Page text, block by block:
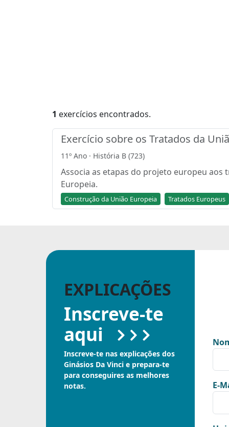
1 exercícios encontrados.
Exercício sobre os Tratados da
11º Ano · História B (723)
Associa as etapas do projeto europeu aos
Europeia.
Construção da União Europeia Tratados Europeus
EXPLICAÇÕES
Inscreve-te
aqui
Inscreve-te nas explicações dos
Ginásios Da Vinci e prepara-te
para conseguires as melhores
notas.
E-